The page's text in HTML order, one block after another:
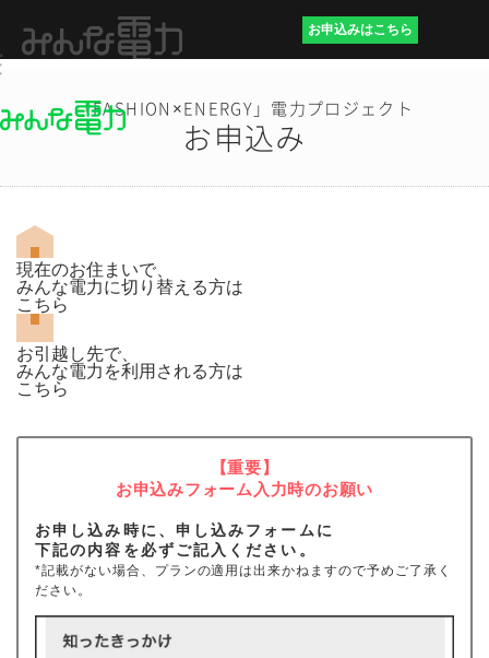
お申込みはこちら
「FASHION×ENERGY」電力プロジェクト
お申込み
現在のお住まいで、
みんな電力に切り替える方は
こちら
お引越し先で、
みんな電力を利用される方は
こちら
【重要】
お申込みフォーム入力時のお願い
お申し込み時に、申し込みフォームに
下記の内容を必ずご記入ください。
*記載がない場合、プランの適用は出来かねますので予めご了承く
ださい。